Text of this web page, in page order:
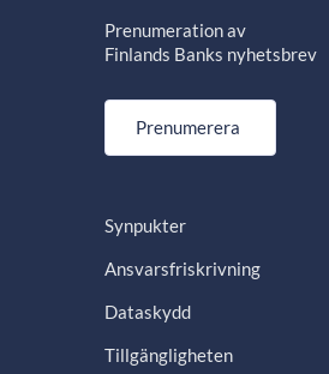
Prenumeration av
Finlands Banks nyhetsbrev
Prenumerera
Synpukter
Ansvarsfriskrivning
Dataskydd
Tillgängligheten